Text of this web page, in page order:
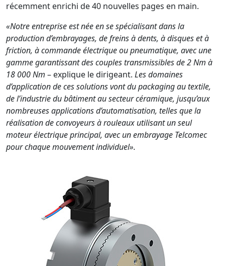
récemment enrichi de 40 nouvelles pages en main.
«Notre entreprise est née en se spécialisant dans la
production d’embrayages, de freins à dents, à disques et à
friction, à commande électrique ou pneumatique, avec une
gamme garantissant des couples transmissibles de 2 Nm à
18 000 Nm – explique le dirigeant. Les domaines
d’application de ces solutions vont du packaging au textile,
de l’industrie du bâtiment au secteur céramique, jusqu’aux
nombreuses applications d’automatisation, telles que la
réalisation de convoyeurs à rouleaux utilisant un seul
moteur électrique principal, avec un embrayage Telcomec
pour chaque mouvement individuel».